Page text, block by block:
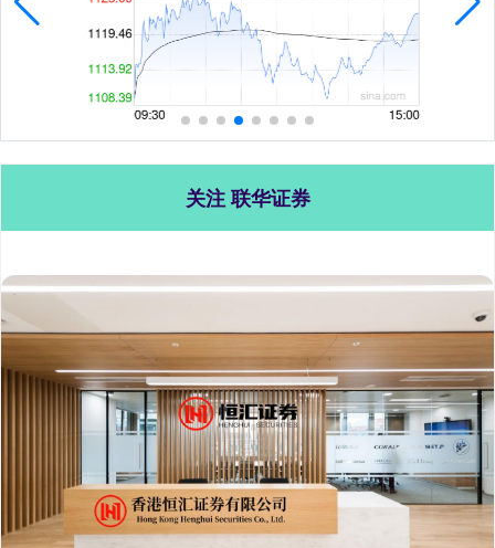
关注 联华证券